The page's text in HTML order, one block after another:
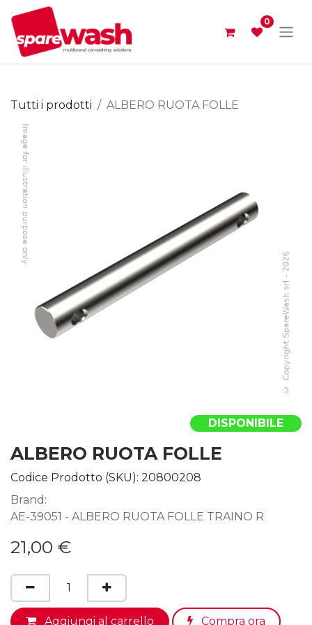
0
Tutti i prodotti ALBERO RUOTA FOLLE
DISPONIBILE
ALBERO RUOTA FOLLE
Codice Prodotto (SKU): 20800208
Brand:
AE-39051 - ALBERO RUOTA FOLLE TRAINO R
21,00 €
Aggiungi al carrello Compra ora